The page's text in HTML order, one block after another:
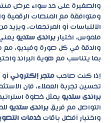
والصغيرة على حد سواء عرض
ومتوافقة مع المنصات الرقمية
الالتباسات أو المرتجعات،
ملموس. اختيار براندى ستديو
والدقة في كل صورة وفيديو،
بما يتناسب مع هوية البراند
إذا كنت صاحب متجر إلكتروني
تحسين تجربة العملاء، فإن
براندى ستديو يمثل خطوة
التواصل مع فريق براندى ستديو
واختيار أفضل باقات خدمات